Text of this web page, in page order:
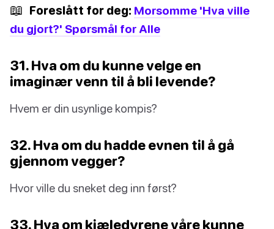
📖 Foreslått for deg: Morsomme 'Hva ville
du gjort?' Spørsmål for Alle
31. Hva om du kunne velge en
imaginær venn til å bli levende?
Hvem er din usynlige kompis?
32. Hva om du hadde evnen til å gå
gjennom vegger?
Hvor ville du sneket deg inn først?
33. Hva om kjæledyrene våre kunne